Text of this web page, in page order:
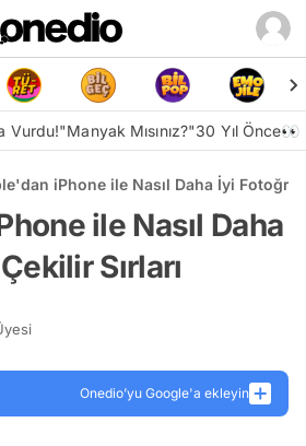
Vurdu!"Manyak Mısınız?"30 Yıl Önce👀
iPhone ile Nasıl Daha İyi Fotoğraf
ile Nasıl Daha
Sırları
Onedio’yu Google'a ekleyin